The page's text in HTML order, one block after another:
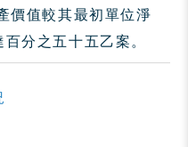
價值較其最初單位淨
分之五十五乙案。